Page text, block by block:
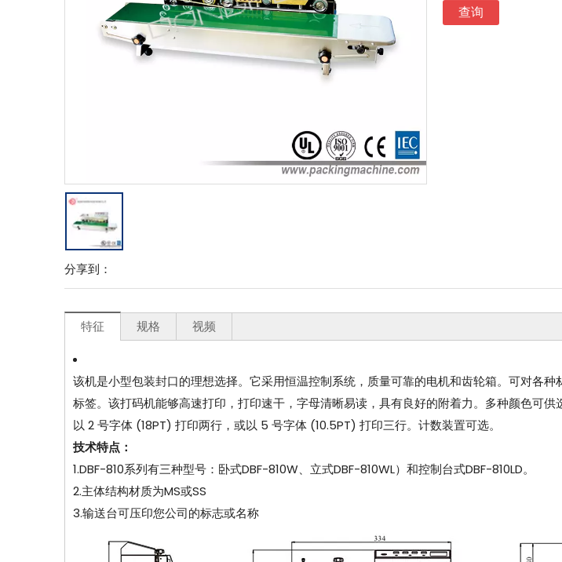
分享到：
查询
特征 规格 视频
该机是小型包装封口的理想选择。它采用恒温控制系统，质量可靠的电机和齿轮箱。可对各
标签。该打码机能够高速打印，打印速干，字母清晰易读，具有良好的附着力。多种颜色可
以 2 号字体 (18PT) 打印两行，或以 5 号字体 (10.5PT) 打印三行。计数装置可选。
技术特点：
1.DBF-810系列有三种型号：卧式DBF-810W、立式DBF-810WL）和控制台式DBF-810LD。
2.主体结构材质为MS或SS
3.输送台可压印您公司的标志或名称